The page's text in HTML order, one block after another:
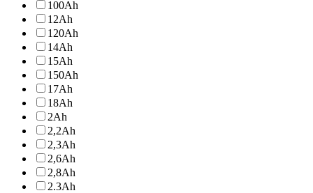
100Ah
12Ah
120Ah
14Ah
15Ah
150Ah
17Ah
18Ah
2Ah
2,2Ah
2,3Ah
2,6Ah
2,8Ah
2.3Ah